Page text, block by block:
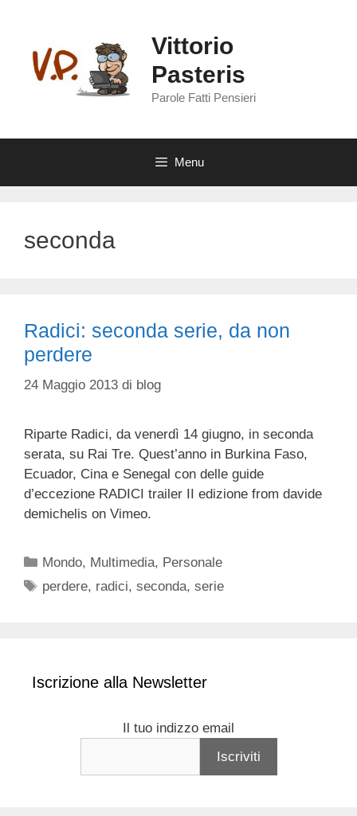
contenuto
Vittorio
Pasteris
Parole Fatti Pensieri
Menu
seconda
Radici: seconda serie, da non
perdere
24 Maggio 2013 di blog
Riparte Radici, da venerdì 14 giugno, in seconda
serata, su Rai Tre. Quest’anno in Burkina Faso,
Ecuador, Cina e Senegal con delle guide
d’eccezione RADICI trailer II edizione from davide
demichelis on Vimeo.
Categorie
Mondo, Multimedia, Personale
Tag
perdere, radici,seconda,serie
Iscrizione alla Newsletter
Il tuo indizzo email